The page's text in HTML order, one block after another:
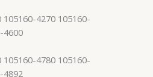
4270 105160-
4600
4780 105160-
4892